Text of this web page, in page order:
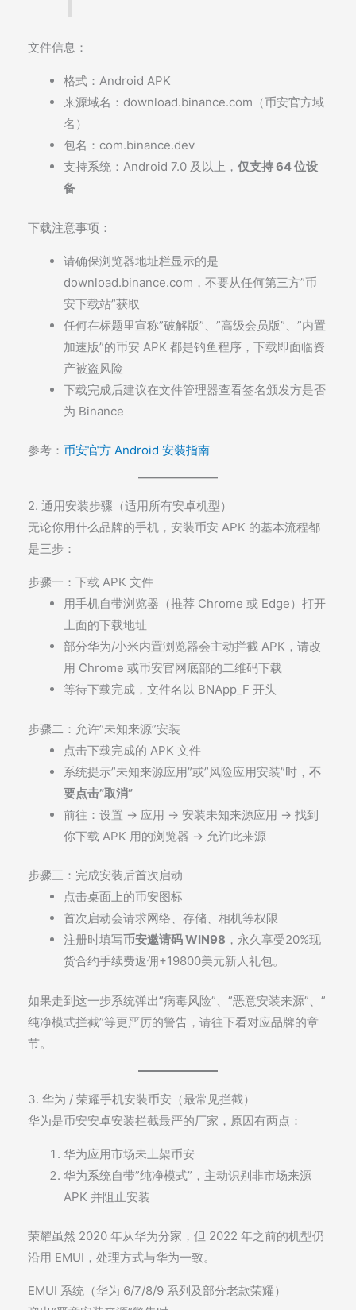
文件信息：
格式：Android APK
来源域名： download.binance.com （币安官方域
名）
包名：com.binance.dev
支持系统：Android 7.0 及以上， 仅支持 64 位设
备
下载注意事项：
请确保浏览器地址栏显示的是
download.binance.com ，不要从任何第三方”币
安下载站”获取
任何在标题里宣称”破解版”、”高级会员版”、”内置
加速版”的币安 APK 都是钓鱼程序，下载即面临资
产被盗风险
下载完成后建议在文件管理器查看签名颁发方是否
为 Binance
参考： 币安官方 Android 安装指南
2. 通用安装步骤（适用所有安卓机型）
无论你用什么品牌的手机，安装币安 APK 的基本流程都
是三步：
步骤一：下载 APK 文件
用手机自带浏览器（推荐 Chrome 或 Edge）打开
上面的下载地址
部分华为/小米内置浏览器会主动拦截 APK，请改
用 Chrome 或币安官网底部的二维码下载
等待下载完成，文件名以 BNApp_F 开头
步骤二：允许”未知来源”安装
点击下载完成的 APK 文件
系统提示”未知来源应用”或”风险应用安装”时， 不
要点击”取消”
前往：设置 → 应用 → 安装未知来源应用 → 找到
你下载 APK 用的浏览器 → 允许此来源
步骤三：完成安装后首次启动
点击桌面上的币安图标
首次启动会请求网络、存储、相机等权限
注册时填写币安邀请码 WIN98 ，永久享受20%现
货合约手续费返佣+19800美元新人礼包。
如果走到这一步系统弹出”病毒风险”、”恶意安装来源”、”
纯净模式拦截”等更严厉的警告，请往下看对应品牌的章
节。
3. 华为 / 荣耀手机安装币安（最常见拦截）
华为是币安安卓安装拦截最严的厂家，原因有两点：
华为应用市场未上架币安
华为系统自带”纯净模式”，主动识别非市场来源
APK 并阻止安装
荣耀虽然 2020 年从华为分家，但 2022 年之前的机型仍
沿用 EMUI，处理方式与华为一致。
EMUI 系统（华为 6/7/8/9 系列及部分老款荣耀）